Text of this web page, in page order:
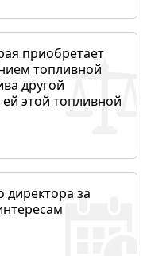
приобретает
топливной
другой
этой топливной
директора за